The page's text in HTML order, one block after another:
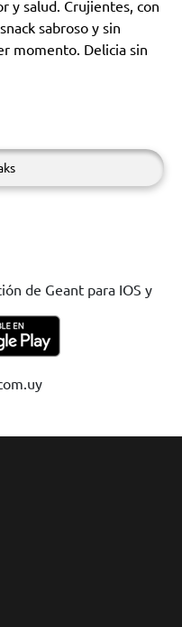
y salud. Crujientes, con
sabroso y sin
momento. Delicia sin
de Geant para IOS y